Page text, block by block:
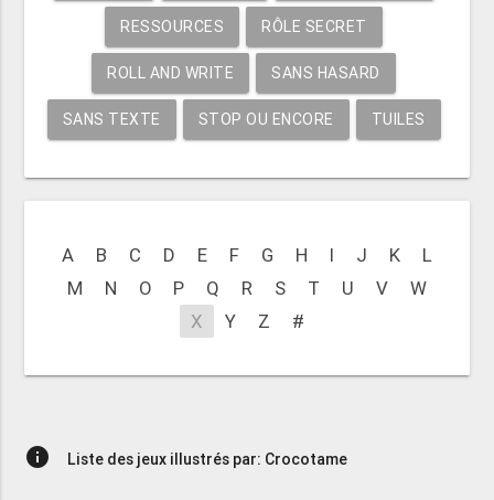
RESSOURCES RÔLE SECRET
ROLL AND WRITE SANS HASARD
SANS TEXTE STOP OU ENCORE TUILES
A B C D E F G H I J K
L
M
N O P Q R S T U V
W
X
Y Z #
info Liste des jeux illustrés par: Crocotame